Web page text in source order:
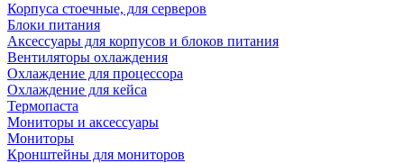
Корпуса стоечные, для серверов
Блоки питания
Аксессуары для корпусов и блоков питания
Вентиляторы охлаждения
Охлаждение для процессора
Охлаждение для кейса
Термопаста
Мониторы и аксессуары
Мониторы
Кронштейны для мониторов